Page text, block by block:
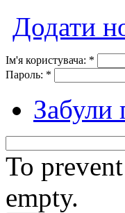
Додати
Ім'я користувача: *
Пароль: *
Забули
To
empty.